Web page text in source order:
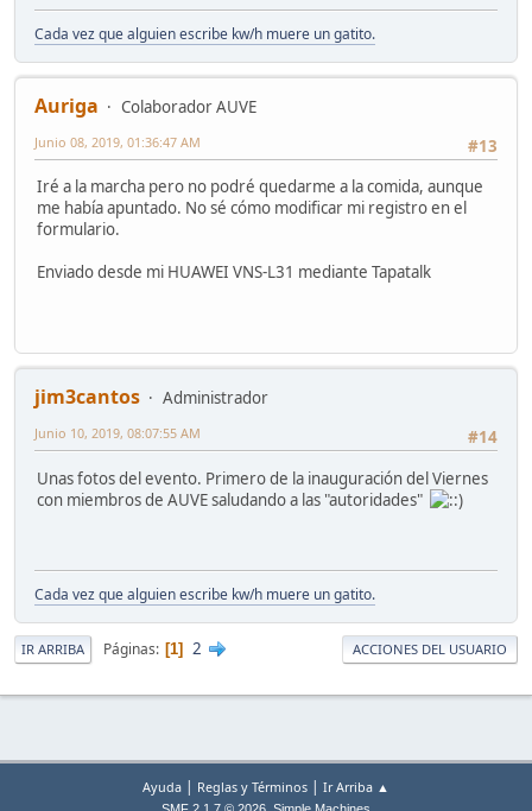
Cada vez que alguien escribe kw/h muere un gatito.
Auriga
Colaborador AUVE
#13
Junio 08, 2019, 01:36:47 AM
Iré a la marcha pero no podré quedarme a la comida, aunque
me había apuntado. No sé cómo modificar mi registro en el
formulario.
Enviado desde mi HUAWEI VNS-L31 mediante Tapatalk
jim3cantos
Administrador
#14
Junio 10, 2019, 08:07:55 AM
Unas fotos del evento. Primero de la inauguración del Viernes
con miembros de AUVE saludando a las "autoridades"
Cada vez que alguien escribe kw/h muere un gatito.
IR ARRIBA Páginas 1 2 ACCIONES DEL USUARIO
Ayuda | Reglas y Términos | Ir Arriba ▲